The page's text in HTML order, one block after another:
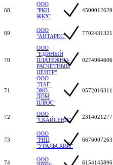
68
ООО
"РКЦ
ЖКХ"
4500012629
69
ООО
"АНТАРЕС"
7702431321
70
ООО
"ЕДИНЫЙ
ПЛАТЁЖНО-
РАСЧЁТНЫЙ
ЦЕНТР"
0274984606
71
ООО
"ДАГ-
ЭКО-
ДОМ
ПЛЮС"
0572016311
72
ООО
"СКАЙСЕНД"
2314021277
73
ООО
"РИЦ
"УРАЛЬСКИЙ"
6676007263
74
ООО
6154145896